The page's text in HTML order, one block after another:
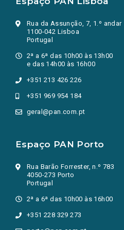
Rua da Assunção, 7, 1.º andar
1100-042 Lisboa
Portugal
2ª a 6ª das 10h00 às 13h00
e das 14h00 às 16h00
+351 213 426 226
+351 969 954 184
geral@pan.com.pt
Espaço PAN Porto
Rua Barão Forrester, n.º 783
4050-273 Porto
Portugal
2ª a 6ª das 10h00 às 16h00
+351 228 329 273